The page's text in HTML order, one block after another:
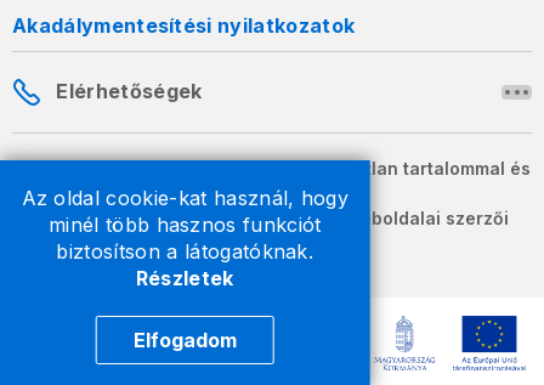
Az oldal cookie-kat használ, hogy
minél több hasznos funkciót
biztosítson a látogatóknak.
Részletek
Elfogadom
Akadálymentesítési nyilatkozatok
Elérhetőségek
A honlapon szereplő információk változatlan tartalommal és
formában szabadon terjeszthetők.
2026 © A Nemzeti Adó- és Vámhivatal weboldalai szerzői
jogvédelem alatt állnak.